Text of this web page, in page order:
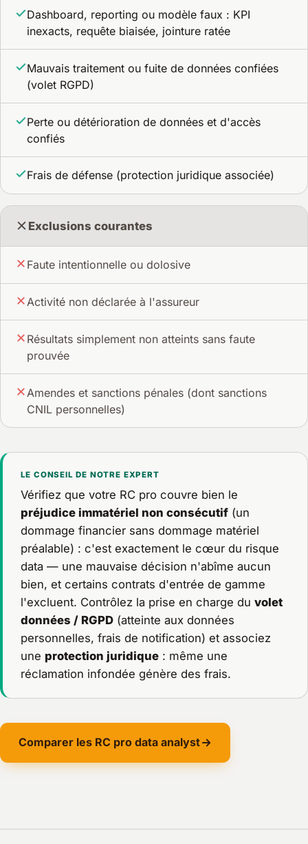
Dashboard, reporting ou modèle faux : KPI
inexacts, requête biaisée, jointure ratée
Mauvais traitement ou fuite de données confiées
(volet RGPD)
Perte ou détérioration de données et d'accès
confiés
Frais de défense (protection juridique associée)
Exclusions courantes
Faute intentionnelle ou dolosive
Activité non déclarée à l'assureur
Résultats simplement non atteints sans faute
prouvée
Amendes et sanctions pénales (dont sanctions
CNIL personnelles)
LE CONSEIL DE NOTRE EXPERT
Vérifiez que votre RC pro couvre bien le
préjudice immatériel non consécutif(un
dommage financier sans dommage matériel
préalable) : c'est exactement le cœur du risque
data — une mauvaise décision n'abîme aucun
bien, et certains contrats d'entrée de gamme
l'excluent. Contrôlez la prise en charge du volet
données / RGPD(atteinte aux données
personnelles, frais de notification) et associez
une protection juridique: même une
réclamation infondée génère des frais.
Comparer les RC pro data analyst